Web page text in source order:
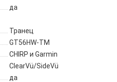
да
Транец
GT56HW-TM
CHIRP и Garmin
ClearVü/SideVü
да